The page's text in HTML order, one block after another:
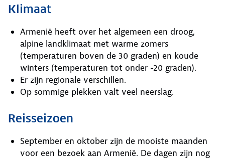
Klimaat
Armenië heeft over het algemeen een droog,
alpine landklimaat met warme zomers
(temperaturen boven de 30 graden) en koude
winters (temperaturen tot onder -20 graden).
Er zijn regionale verschillen.
Op sommige plekken valt veel neerslag.
Reisseizoen
September en oktober zijn de mooiste maanden
voor een bezoek aan Armenië. De dagen zijn nog